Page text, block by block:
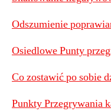
Odszumienie
Osiedlowe Punty
Co zostawić po sobie
Punkty Przegrywania